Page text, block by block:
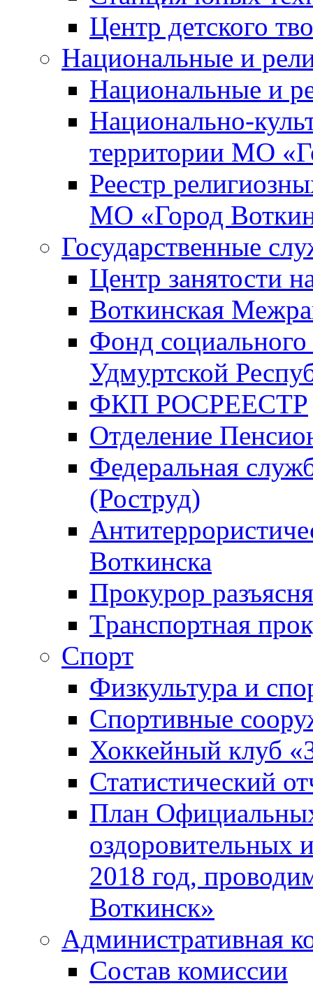
Центр детского
Национальные и
Национальные и
Национально-
территории МО
Реестр
МО «Город
Государственные
Центр занятости
Воткинская
Фонд
Удмуртской
ФКП РОСРЕЕСТР
Отделение
Федеральная
(Роструд)
Воткинска
Прокурор
Транспортная
Спорт
Физкультура и
Спортивные
Хоккейный клуб
Статистический
План
оздоровительных
2018 год,
Воткинск»
Административная
Состав комиссии